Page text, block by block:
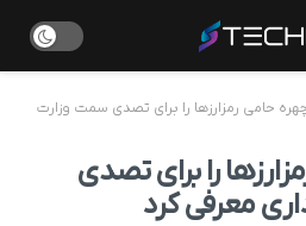
حامی رمزارزها را برای تصدی سمت وزارت
را برای تصدی
معرفی کرد